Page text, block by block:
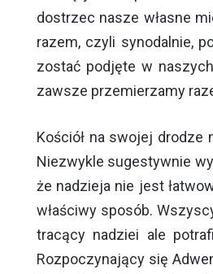
dostrzec nasze własne
razem, czyli synodalnie,
zostać podjęte w
zawsze przemierzamy
Kościół na swojej drodze
Niezwykle sugestywnie
że nadzieja nie jest
właściwy sposób.
tracący nadziei ale
Rozpoczynający się